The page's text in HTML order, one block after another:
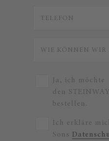
Ja, ich möchte
den
bestellen.
Ich erkläre
Sons